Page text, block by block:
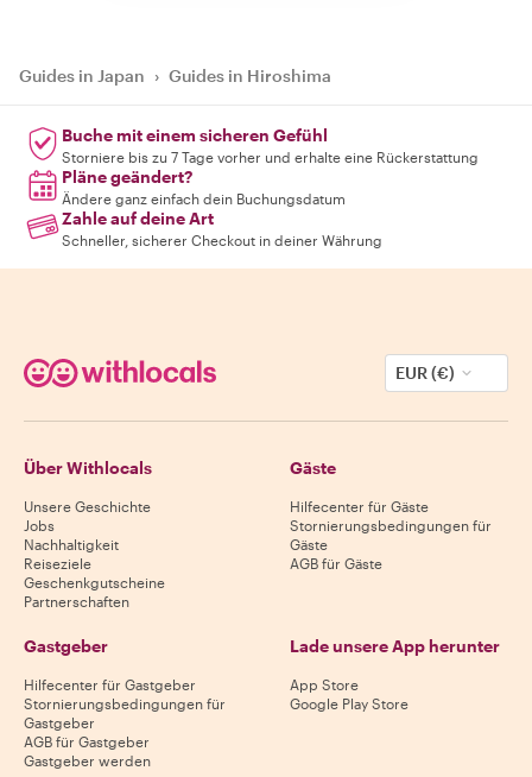
Guides in Japan › Guides in Hiroshima
Buche mit einem sicheren Gefühl
Storniere bis zu 7 Tage vorher und erhalte eine Rückerstattung
Pläne geändert?
Ändere ganz einfach dein Buchungsdatum
Zahle auf deine Art
Schneller, sicherer Checkout in deiner Währung
EUR (€)
Über Withlocals
Unsere Geschichte
Jobs
Nachhaltigkeit
Reiseziele
Geschenkgutscheine
Partnerschaften
Gäste
Hilfecenter für Gäste
Stornierungsbedingungen für
Gäste
AGB für Gäste
Gastgeber
Hilfecenter für Gastgeber
Stornierungsbedingungen für
Gastgeber
AGB für Gastgeber
Gastgeber werden
Lade unsere App herunter
App Store
Google Play Store